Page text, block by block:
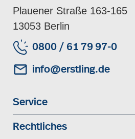
Plauener Straße 163-165
13053 Berlin
0800 / 61 79 97-0
info@erstling.de
Service
Rechtliches